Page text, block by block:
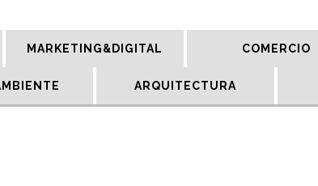
MARKETING&DIGITAL COMERCIO
ARQUITECTURA